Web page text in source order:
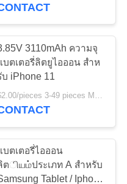
รศัพท์มือ
ด้
บตเตอรี่
25
3110mAh ความจุ
บตเตอรี่ลิตยูไอออน สําห
บ iPhone 11
$2.00/pieces 3-49 pieces MOQ:3 ชิ้น
บตเตอรี่ไอออน
ตியம்ประเภท A สําหรับ
Tablet / Iphone